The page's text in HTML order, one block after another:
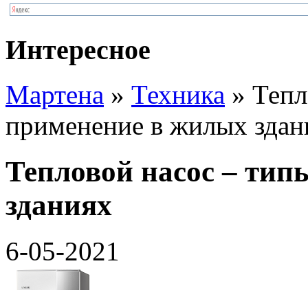
Интересное
Мартена » Техника »
применение в жилых
Тепловой насос –
зданиях
6-05-2021